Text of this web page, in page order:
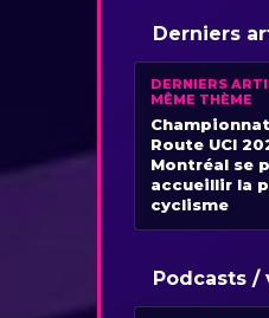
Derniers
DERNIERS
MÊME THÈME
Route UCI
Montréal se
accueillir la
cyclisme
Podcasts /